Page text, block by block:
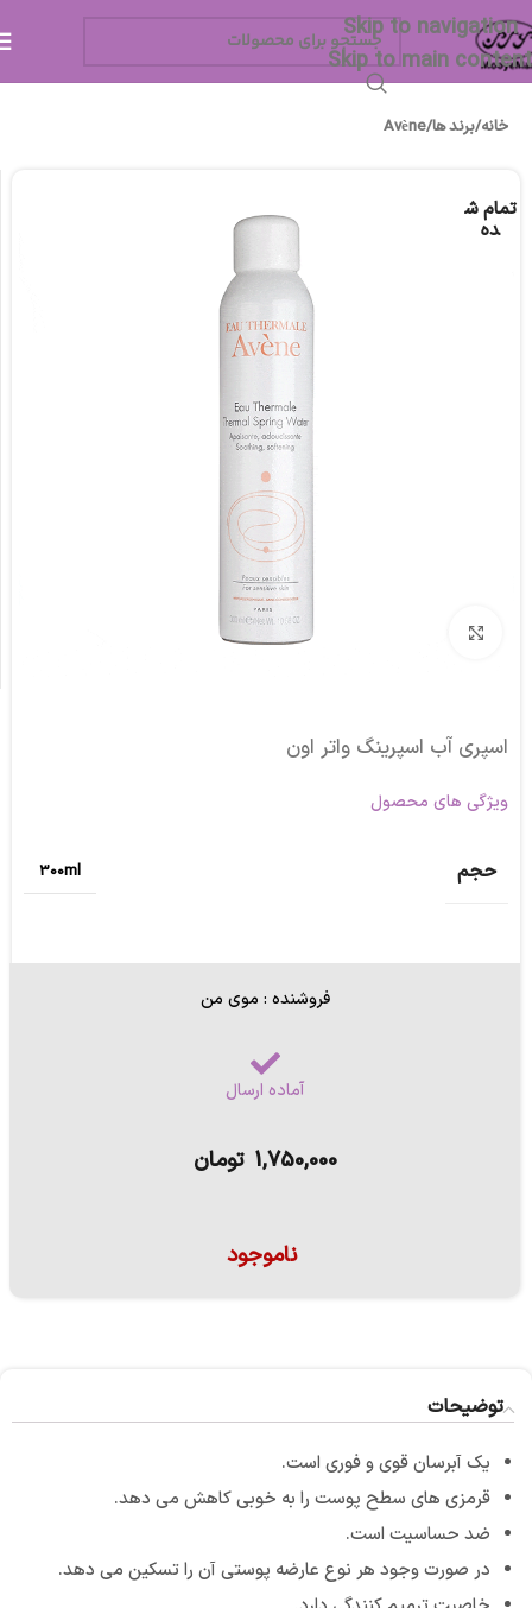
Skip to navigation
Skip to main content
خانه/برند ها/
Avène
تمام ش
ده
برای بزرگنمایی کلیک کنید
اسپری آب اسپرینگ واتر اون
ویژگی های محصول
حجم 300ml
فروشنده : موی من
آماده ارسال
1,750,000 تومان
ناموجود
توضیحات
یک آبرسان قوی و فوری است.
قرمزی های سطح پوست را به خوبی کاهش می دهد.
ضد حساسیت است.
در صورت وجود هر نوع عارضه پوستی آن را تسکین می دهد.